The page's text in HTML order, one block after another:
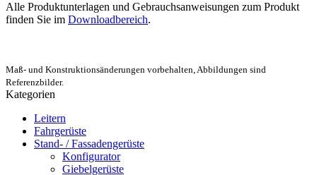
Alle Produktunterlagen und Gebrauchsanweisungen zum Produkt
finden Sie im Downloadbereich.
Maß- und Konstruktionsänderungen vorbehalten, Abbildungen sind
Referenzbilder.
Kategorien
Leitern
Fahrgerüste
Stand- / Fassadengerüste
Konfigurator
Giebelgerüste